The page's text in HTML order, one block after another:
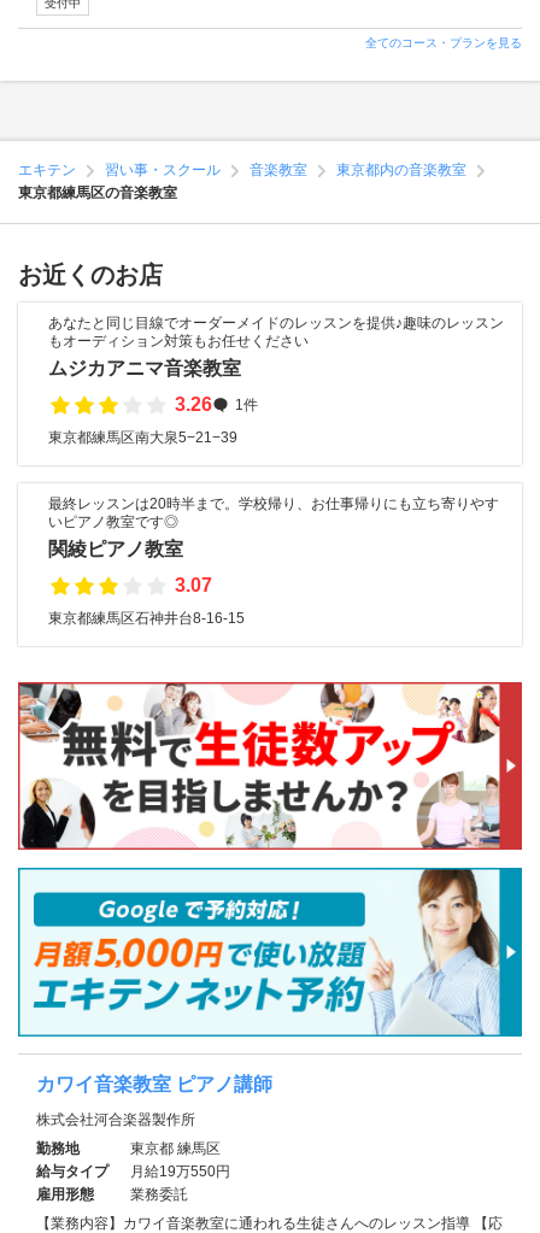
受付中
全てのコース・プランを見る
エキテン 習い事・スクール 音楽教室
東京都内の音楽教室
東京都練馬区の音楽教室
お近くのお店
あなたと同じ目線でオーダーメイドのレッスンを提供♪趣味のレッスン
もオーディション対策もお任せください
ムジカアニマ音楽教室
3.26
1件
東京都練馬区南大泉5−21−39
最終レッスンは20時半まで。学校帰り、お仕事帰りにも立ち寄りやす
いピアノ教室です◎
関綾ピアノ教室
3.07
東京都練馬区石神井台8-16-15
カワイ音楽教室 ピアノ講師
株式会社河合楽器製作所
勤務地
東京都 練馬区
給与タイプ
月給19万550円
雇用形態
業務委託
【業務内容】カワイ音楽教室に通われる生徒さんへのレッスン指導 【応